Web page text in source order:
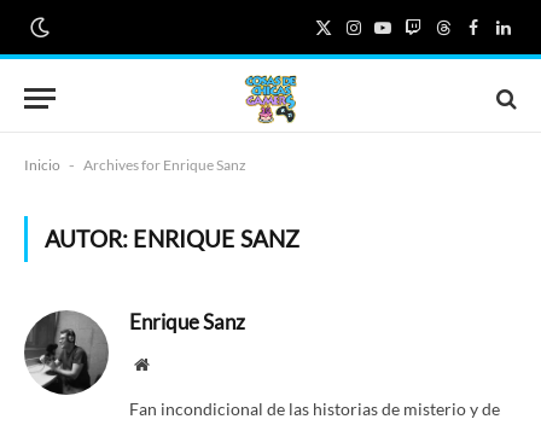
X
(Twitter)
Instagram
YouTube
TwitchThreads
Inicio - Archives for Enrique Sanz
AUTOR: ENRIQUE SANZ
Enrique Sanz
Website
Fan incondicional de las historias de misterio y de